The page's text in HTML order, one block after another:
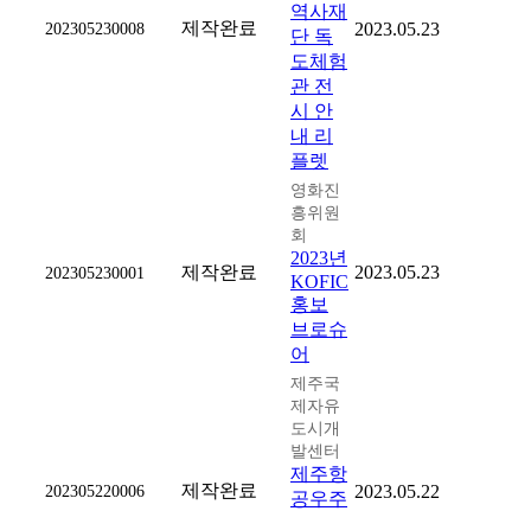
202305230008 제작완료
역사재
단 독
도체험
관 전
시 안
내 리
플렛
2023.05.23
202305230001 제작완료
영화진
흥위원
회
2023년
KOFIC
홍보
브로슈
어
2023.05.23
202305220006 제작완료
제주국
제자유
도시개
발센터
제주항
공우주 2023.05.22